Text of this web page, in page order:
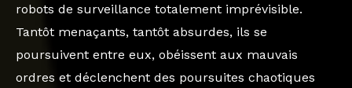
robots de surveillance totalement imprévisible.
Tantôt menaçants, tantôt absurdes, ils se
poursuivent entre eux, obéissent aux mauvais
ordres et déclenchent des poursuites chaotiques